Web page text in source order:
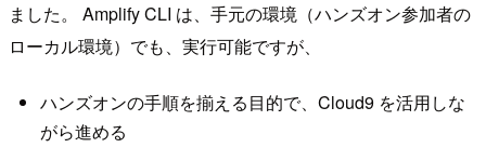
ました。 Amplify CLI は、手元の環境（ハンズオン参加者の
ローカル環境）でも、実行可能ですが、
ハンズオンの手順を揃える目的で、Cloud9 を活用しな
がら進める